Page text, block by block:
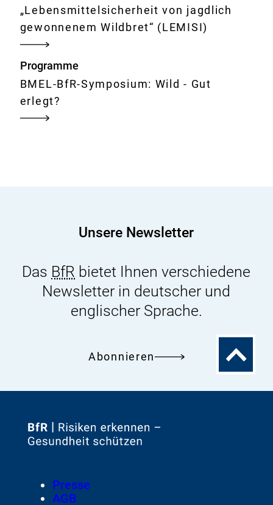
„Lebensmittelsicherheit von jagdlich
gewonnenem Wildbret“ (LEMISI)
Programme
BMEL-BfR-Symposium: Wild - Gut
erlegt?
Unsere Newsletter
Das BfR bietet Ihnen verschiedene
Newsletter in deutscher und
englischer Sprache.
Abonnieren
Zum
Zur
Footer
Meta-
Presse
AGB